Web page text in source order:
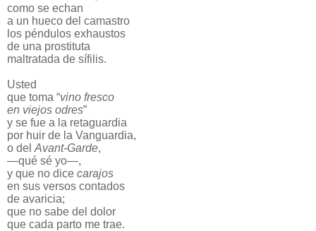
como se echan
a un hueco del camastro
los péndulos exhaustos
de una prostituta
maltratada de sífilis.
Usted
que toma “vino fresco
en viejos odres”
y se fue a la retaguardia
por huir de la Vanguardia,
o del Avant-Garde,
—qué sé yo—,
y que no dice carajos
en sus versos contados
de avaricia;
que no sabe del dolor
que cada parto me trae.